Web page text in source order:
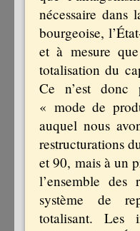
nécessaire dans
bourgeoise,
et à mesure
totalisation du
Ce n’est donc
« mode de
auquel nous
restructurations
et 90, mais à un
l’ensemble
système de
totalisant. Les